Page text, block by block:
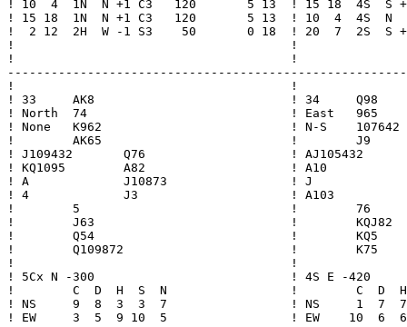
! 10  4  1N  N +1 C3   120       5 13  ! 15 18  4S  S
! 15 18  1N  N +1 C3   120       5 13  ! 10  4  4S
!  2 12  2H  W -1 S3    50       0 18  ! 20  7  2S  S
!                                      !
!                                      !
!                                      !
! 33     AK8                           ! 34
! North  74                            ! East
! None   K962                          ! N-S
!        AK65                          !        J9
! J109432       Q76                    ! AJ105432
! KQ1095        A82                    ! A10
! A             J10873                 ! J
! 4             J3                     ! A103
!        5                             !        76
!        J63                           !
!        Q54                           !        KQ5
!        Q109872                       !
!                                      !
! 5Cx N -300                           ! 4S E -
!        C  D  H  S  N                 !        C  D
! NS     9  8  3  3  7                 ! NS     1
! EW     3  5  9 10  5                 ! EW    10